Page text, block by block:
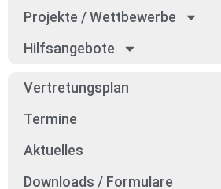
Pro­jek­te / Wett­be­wer­be
Hilfs­an­ge­bo­te
Ver­tre­tungs­plan
Ter­mi­ne
Aktu­el­les
Down­loads / For­mu­la­re